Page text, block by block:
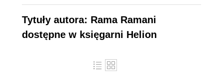
Tytuły autora: Rama Ramani
dostępne w księgarni Helion